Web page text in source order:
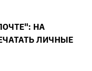
НА
ЛИЧНЫЕ